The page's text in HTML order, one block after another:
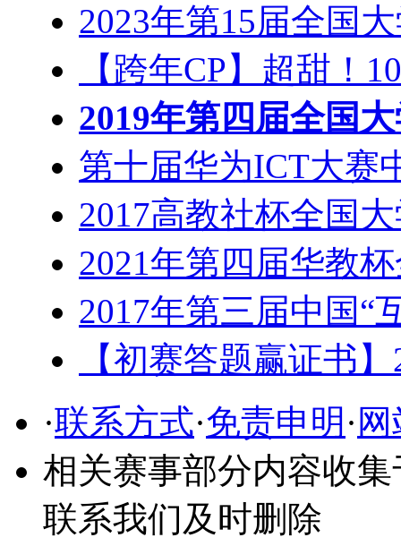
2023年第15届全国
【跨年CP】超甜！
2019年第四届全国
第十届华为ICT大赛
2017高教社杯全国
2021年第四届华教
2017年第三届中国“
【初赛答题赢证书
·联系方式·免责申明 ·
相关赛事部分内容收
联系我们及时删除